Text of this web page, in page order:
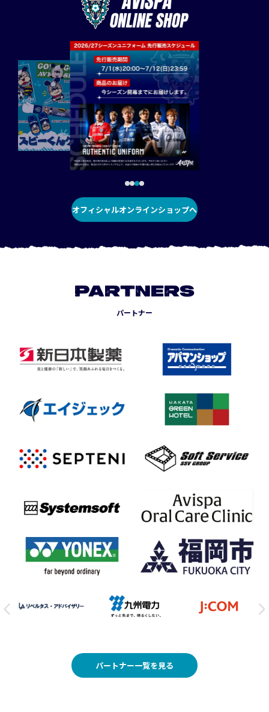
オフィシャルオンラインショップへ
PARTNERS
パートナー
パートナー一覧を見る